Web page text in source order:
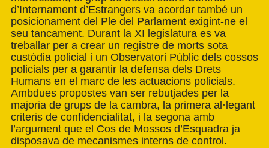
d’Internament d’Estrangers va acordar també un
posicionament del Ple del Parlament exigint-ne el
seu tancament. Durant la XI legislatura es va
treballar per a crear un registre de morts sota
custòdia policial i un Observatori Públic dels cossos
policials per a garantir la defensa dels Drets
Humans en el marc de les actuacions policials.
Ambdues propostes van ser rebutjades per la
majoria de grups de la cambra, la primera al·legant
criteris de confidencialitat, i la segona amb
l’argument que el Cos de Mossos d’Esquadra ja
disposava de mecanismes interns de control.